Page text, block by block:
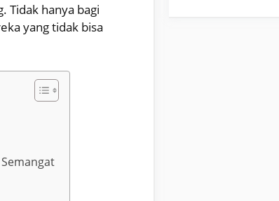
Tidak hanya bagi
yang tidak bisa